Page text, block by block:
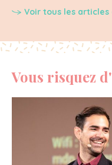
Voir tous les articles
Vous risquez